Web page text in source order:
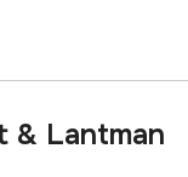
& Lantman